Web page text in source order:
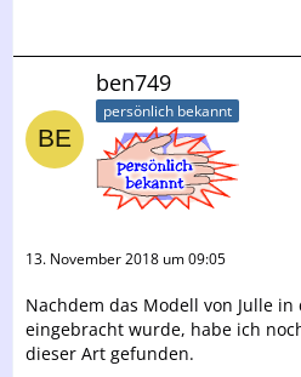
ben749
persönlich bekannt
13. November 2018 um 09:05
Nachdem das Modell von Julle in
eingebracht wurde, habe ich
dieser Art gefunden.